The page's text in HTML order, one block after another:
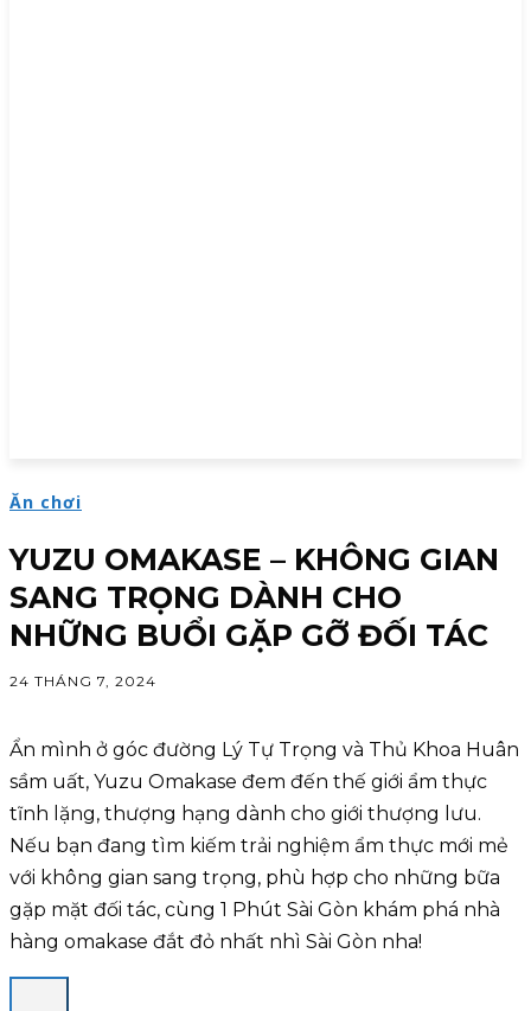
Ăn chơi
YUZU OMAKASE – KHÔNG GIAN
SANG TRỌNG DÀNH CHO
NHỮNG BUỔI GẶP GỠ ĐỐI TÁC
24 THÁNG 7, 2024
Ẩn mình ở góc đường Lý Tự Trọng và Thủ Khoa Huân
sầm uất, Yuzu Omakase đem đến thế giới ẩm thực
tĩnh lặng, thượng hạng dành cho giới thượng lưu.
Nếu bạn đang tìm kiếm trải nghiệm ẩm thực mới mẻ
với không gian sang trọng, phù hợp cho những bữa
gặp mặt đối tác, cùng 1 Phút Sài Gòn khám phá nhà
hàng omakase đắt đỏ nhất nhì Sài Gòn nha!